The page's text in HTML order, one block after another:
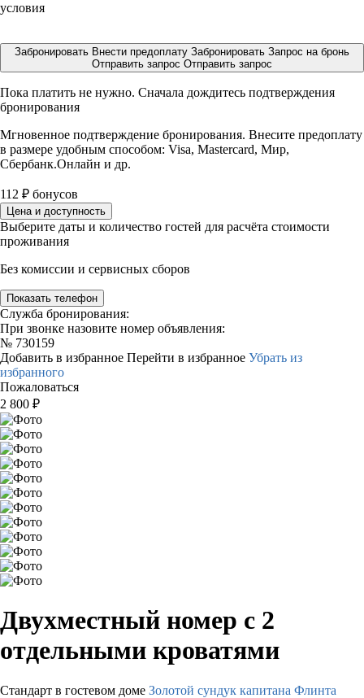
условия
Забронировать Внести предоплату Забронировать Запрос на бронь
Отправить запрос Отправить запрос
Пока платить не нужно. Сначала дождитесь подтверждения
бронирования
Мгновенное подтверждение бронирования. Внесите предоплату
в размере удобным способом: Visa, Mastercard, Мир,
Сбербанк.Онлайн и др.
112 ₽ бонусов
Цена и доступность
Выберите даты и количество гостей для расчёта стоимости
проживания
Без комиссии и сервисных сборов
Показать телефон
Служба бронирования:
При звонке назовите номер объявления:
№ 730159
Добавить в избранное Перейти в избранное Убрать из
избранного
Пожаловаться
2 800 ₽
Двухместный номер с 2
отдельными кроватями
Стандарт в гостевом доме Золотой сундук капитана Флинта